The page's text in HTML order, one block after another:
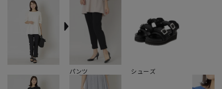
パンツ シューズ